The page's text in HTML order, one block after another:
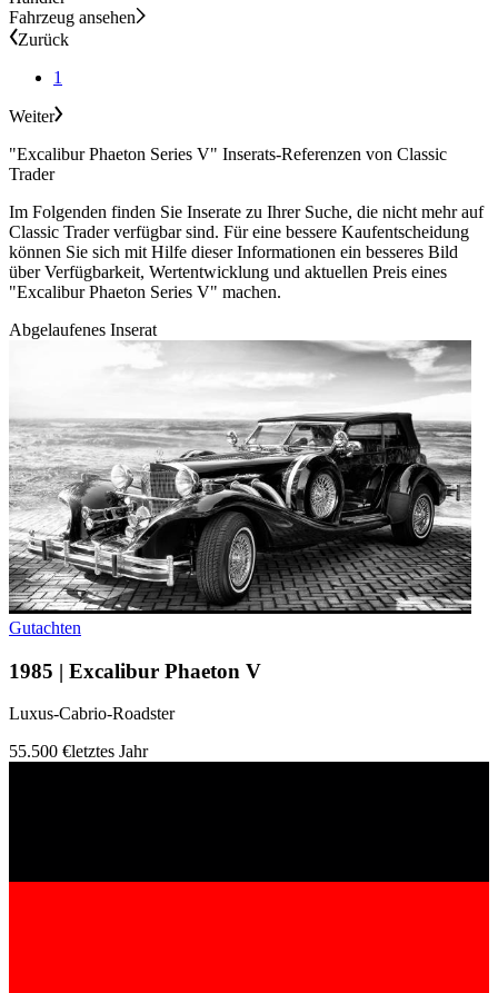
Fahrzeug ansehen
Zurück
1
Weiter
"Excalibur Phaeton Series V" Inserats-Referenzen von Classic
Trader
Im Folgenden finden Sie Inserate zu Ihrer Suche, die nicht mehr auf
Classic Trader verfügbar sind. Für eine bessere Kaufentscheidung
können Sie sich mit Hilfe dieser Informationen ein besseres Bild
über Verfügbarkeit, Wertentwicklung und aktuellen Preis eines
"Excalibur Phaeton Series V" machen.
Abgelaufenes Inserat
Gutachten
1985 | Excalibur Phaeton V
Luxus-Cabrio-Roadster
55.500 €letztes Jahr